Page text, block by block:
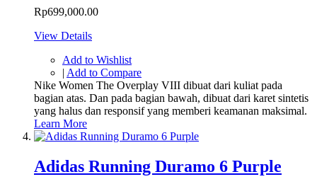
Rp699,000.00
View Details
Add to Wishlist
| Add to Compare
Nike Women The Overplay VIII dibuat dari kuliat pada
bagian atas. Dan pada bagian bawah, dibuat dari karet sintetis
yang halus dan responsif yang memberi keamanan maksimal.
Learn More
Adidas Running Duramo 6 Purple